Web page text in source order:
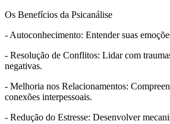
Os Benefícios da Psicanálise
- Autoconhecimento: Entender suas
- Resolução de Conflitos: Lidar com
negativas.
- Melhoria nos Relacionamentos:
conexões interpessoais.
- Redução do Estresse: Desenvolver